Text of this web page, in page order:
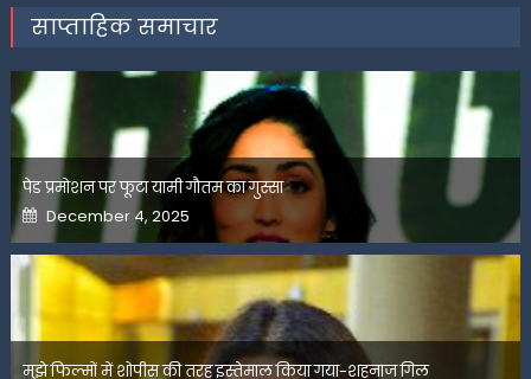
साप्ताहिक समाचार
पेड प्रमोशन पर फूटा यामी गौतम का गुस्सा
Posted
on
December 4, 2025
मुझे फिल्मों में शोपीस की तरह इस्तेमाल किया गया-शहनाज गिल